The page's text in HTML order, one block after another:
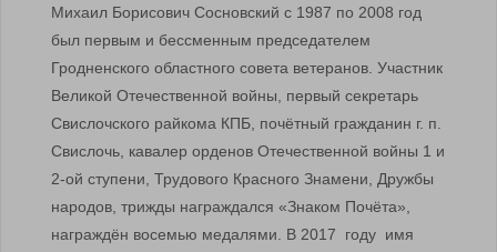
Михаил Борисович Сосновский с 1987 по 2008 год
был первым и бессменным председателем
Гродненского областного совета ветеранов. Участник
Великой Отечественной войны, первый секретарь
Свислочского райкома КПБ, почётный гражданин г. п.
Свислочь, кавалер орденов Отечественной войны 1 и
2-ой ступени, Трудового Красного Знамени, Дружбы
народов, трижды награждался «Знаком Почёта»,
награждён восемью медалями. В 2017 году имя